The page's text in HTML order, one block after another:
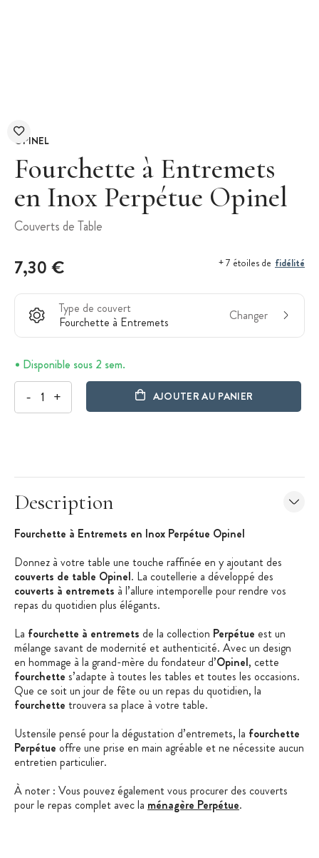
OPINEL
Fourchette à Entremets
en Inox Perpétue Opinel
Couverts de Table
7,30 € + 7 étoiles de fidélité
Type de couvert
Fourchette à Entremets
Changer
Disponible sous 2 sem.
- + AJOUTER AU PANIER
Description
Fourchette à Entremets en Inox Perpétue Opinel
Donnez à votre table une touche raffinée en y ajoutant des
couverts de table Opinel. La coutellerie a développé des
couverts à entremets à l’allure intemporelle pour rendre vos
repas du quotidien plus élégants.
La fourchette à entremets de la collection Perpétue est un
mélange savant de modernité et authenticité. Avec un design
en hommage à la grand-mère du fondateur d’Opinel, cette
fourchette s’adapte à toutes les tables et toutes les occasions.
Que ce soit un jour de fête ou un repas du quotidien, la
fourchette trouvera sa place à votre table.
Ustensile pensé pour la dégustation d’entremets, la fourchette
Perpétue offre une prise en main agréable et ne nécessite aucun
entretien particulier.
À noter : Vous pouvez également vous procurer des couverts
pour le repas complet avec la ménagère Perpétue.